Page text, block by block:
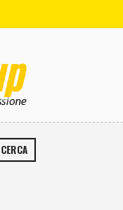
CERCA